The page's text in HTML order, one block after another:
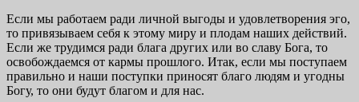
Если мы работаем ради личной выгоды и удовлетворения эго,
то привязываем себя к этому миру и плодам наших действий.
Если же трудимся ради блага других или во славу Бога, то
освобождаемся от кармы прошлого. Итак, если мы поступаем
правильно и наши поступки приносят благо людям и угодны
Богу, то они будут благом и для нас.